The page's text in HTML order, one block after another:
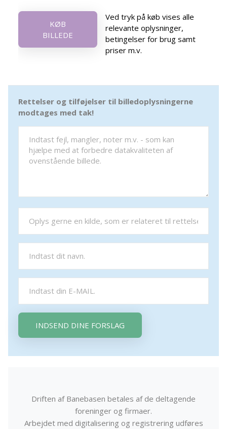
KØB
BILLEDE
Ved tryk på køb vises alle
relevante oplysninger,
betingelser for brug samt
priser m.v.
Rettelser og tilføjelser til billedoplysningerne
modtages med tak!
INDSEND DINE FORSLAG
Driften af Banebasen betales af de deltagende
foreninger og firmaer.
Arbejdet med digitalisering og registrering udføres